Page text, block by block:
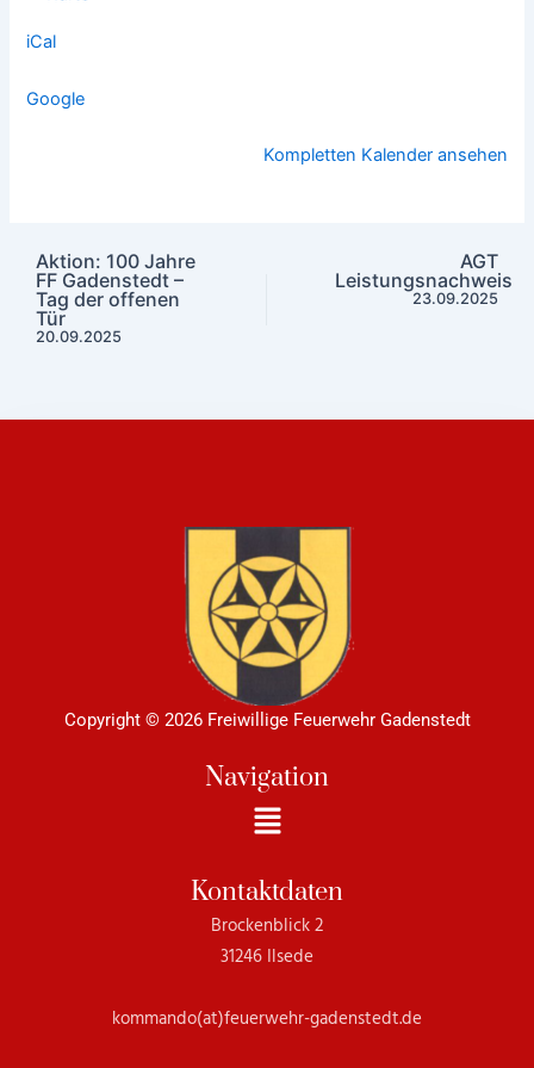
iCal
Google
Kompletten Kalender ansehen
Aktion: 100 Jahre
FF Gadenstedt –
Tag der offenen
Tür
20.09.2025
AGT
Leistungsnachweis
23.09.2025
Copyright © 2026 Freiwillige Feuerwehr Gadenstedt
Navigation
Menü
Kontaktdaten
Brockenblick 2
31246 Ilsede
kommando(at)feuerwehr-gadenstedt.de